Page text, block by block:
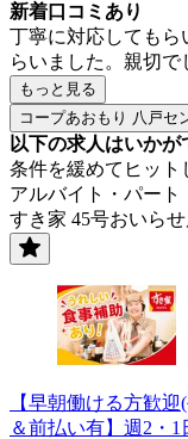
新着口コミあり
丁寧に対応してもら
らいました。親切で
もっと見る
コープあおもり 八戸セ
以下の求人はいかが
条件を緩めてヒット
アルバイト・パート
すき家 45号おいら
【早朝働ける方歓
＆前払い有】週2・